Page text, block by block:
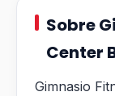
Sobre
Center
Gimnasio